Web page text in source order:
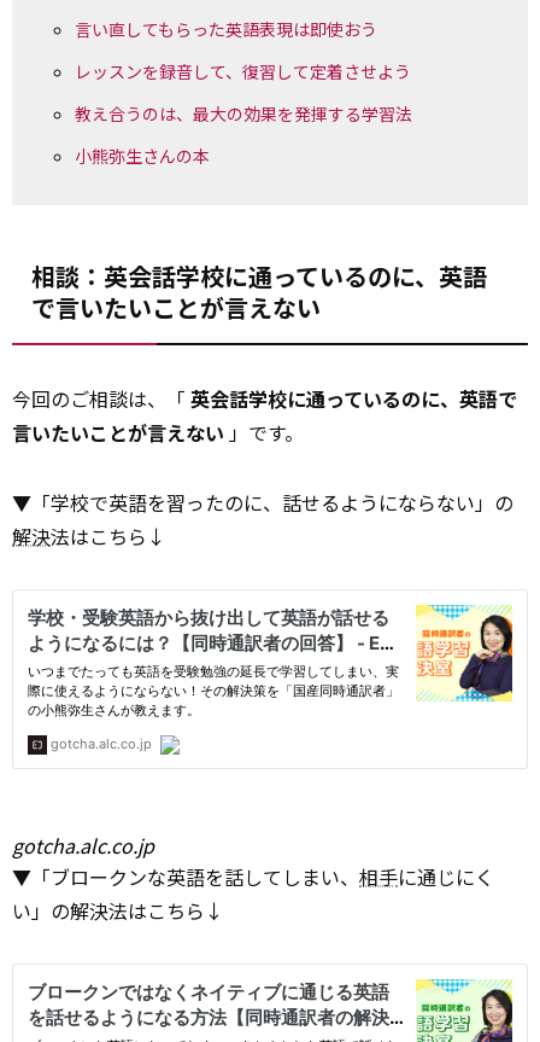
言い直してもらった英語表現は即使おう
レッスンを録音して、復習して定着させよう
教え合うのは、最大の効果を発揮する学習法
小熊弥生さんの本
相談：英会話学校に通っているのに、英語
で言いたいことが言えない
今回のご相談は、「 英会話学校に通っているのに、英語で
言いたいことが言えない 」です。
▼「学校で英語を習ったのに、話せるようにならない」の
解決法はこちら↓
gotcha.alc.co.jp
▼「ブロークンな英語を話してしまい、 相手に通じにく
い」の解決法はこちら↓